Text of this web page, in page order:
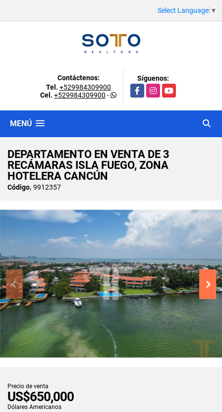
Select Language ▼
Contáctenos:
Tel. +529984309900
Cel. +529984309900 -
Síguenos:
FacebookInstagramYouTube
MENÚ
DEPARTAMENTO EN VENTA DE 3
RECÁMARAS ISLA FUEGO, ZONA
HOTELERA CANCÚN
Código. 9912357
Precio de venta
US$650,000
Dólares Americanos